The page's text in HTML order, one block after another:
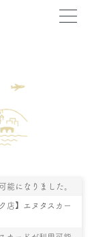
能になりました。
店】エヌタスカー